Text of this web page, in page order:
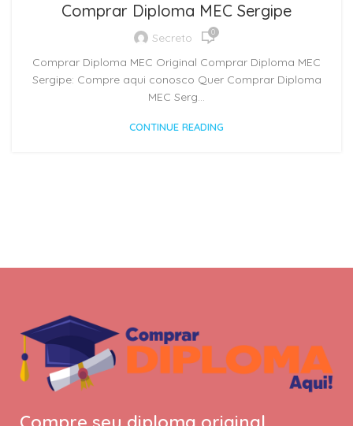
Comprar Diploma MEC Sergipe
Secreto 0
Comprar Diploma MEC Original Comprar Diploma MEC
Sergipe: Compre aqui conosco Quer Comprar Diploma
MEC Serg...
CONTINUE READING